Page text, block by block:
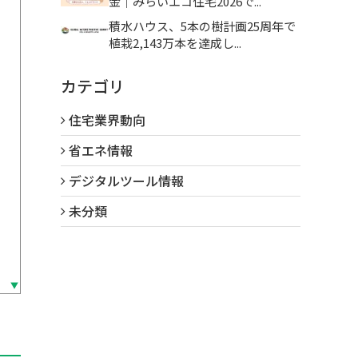
積水ハウス、5本の樹計画25周年で
植栽2,143万本を達成し...
カテゴリ
住宅業界動向
省エネ情報
デジタルツール情報
未分類